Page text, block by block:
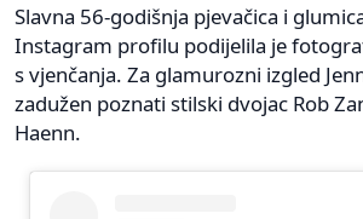
Slavna 56-godišnja pjevačica i
Instagram profilu podijelila je
s vjenčanja. Za glamurozni izgled
zadužen poznati stilski dvojac Rob
Haenn.